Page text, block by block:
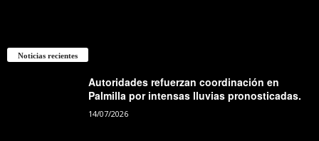
Noticias recientes
Autoridades refuerzan coordinación en
Palmilla por intensas lluvias pronosticadas.
14/07/2026